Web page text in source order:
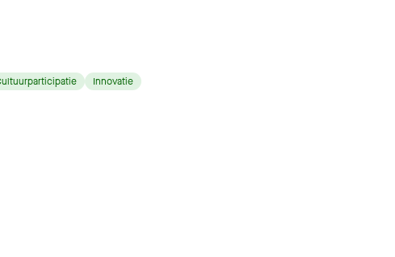
Innovatie